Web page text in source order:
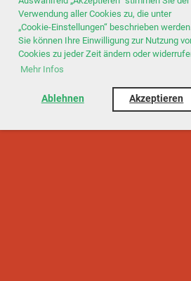
Verwendung aller Cookies zu, die unter
„Cookie-Einstellungen“ beschrieben
Sie können Ihre Einwilligung zur Nutzung
Cookies zu jeder Zeit ändern oder
Mehr Infos
Ablehnen Akzeptieren